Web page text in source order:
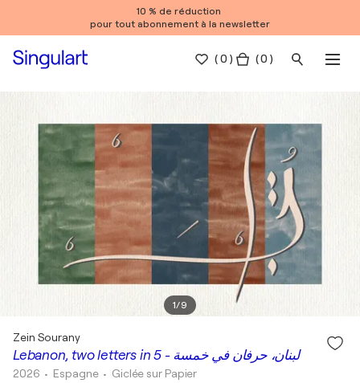
10 % de réduction
pour tout abonnement à la newsletter
(0 ) ( 0 )
1/9
Lebanon, two letters in 5 - لبنان، حرفان في خمسة
Zein Sourany
2026 • Espagne • Giclée sur Papier